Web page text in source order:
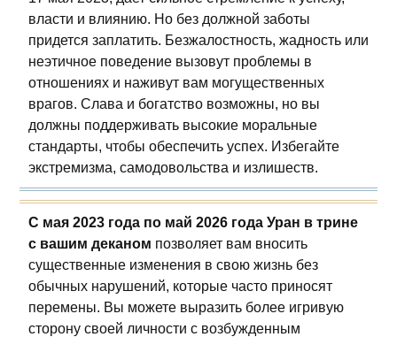
власти и влиянию. Но без должной заботы
придется заплатить. Безжалостность, жадность или
неэтичное поведение вызовут проблемы в
отношениях и наживут вам могущественных
врагов. Слава и богатство возможны, но вы
должны поддерживать высокие моральные
стандарты, чтобы обеспечить успех. Избегайте
экстремизма, самодовольства и излишеств.
С мая 2023 года по май 2026 года Уран в трине
с вашим деканом позволяет вам вносить
существенные изменения в свою жизнь без
обычных нарушений, которые часто приносят
перемены. Вы можете выразить более игривую
сторону своей личности с возбужденным